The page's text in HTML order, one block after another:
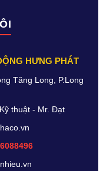
HƯNG PHÁT
Tăng Long, P.Long
thuật - Mr. Đạt